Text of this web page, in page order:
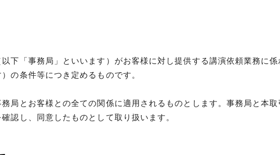
下「事務局」といいます）がお客様に対し提供する講演依頼業務に係
の条件等につき定めるものです。
局とお客様との全ての関係に適用されるものとします。事務局と本取
認し、同意したものとして取り扱います。